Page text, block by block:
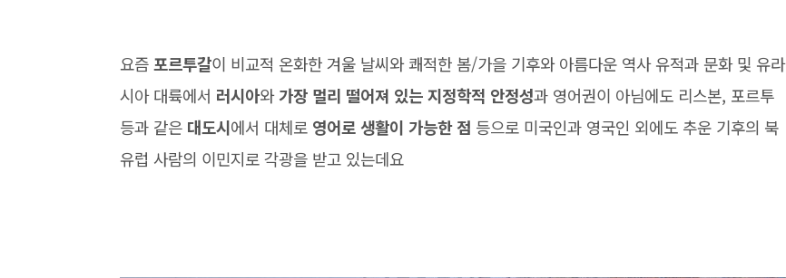
요즘포르투갈이 비교적 온화한 겨울 날씨와 쾌적한 봄/가을 기후와 아름다운 역사 유적과 문화 및 유라
시아 대륙에서 러시아와가장 멀리 떨어져 있는 지정학적 안정성과 영어권이 아님에도 리스본, 포르투
등과 같은 대도시에서 대체로 영어로 생활이 가능한 점 등으로 미국인과 영국인 외에도 추운 기후의 북
유럽 사람의 이민지로 각광을 받고 있는데요